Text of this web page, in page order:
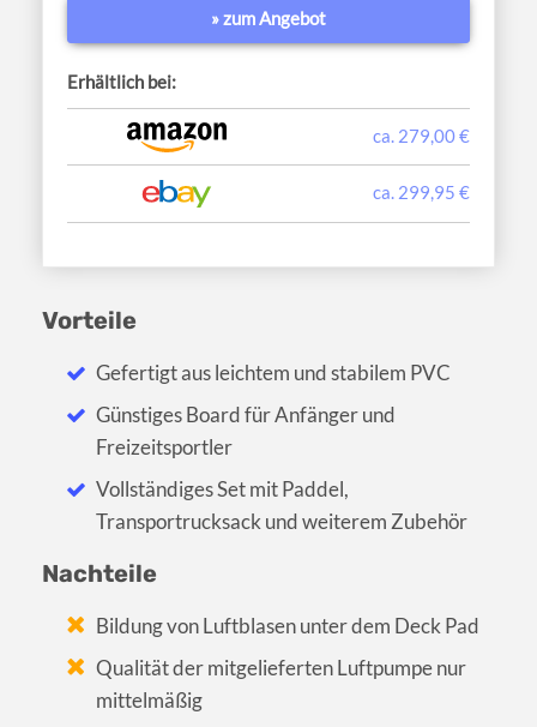
» zum Angebot
Erhältlich bei:
ca. 279,00 €
ca. 299,95 €
Vorteile
Gefertigt aus leichtem und stabilem PVC
Günstiges Board für Anfänger und
Freizeitsportler
Vollständiges Set mit Paddel,
Transportrucksack und weiterem Zubehör
Nachteile
Bildung von Luftblasen unter dem Deck Pad
Qualität der mitgelieferten Luftpumpe nur
mittelmäßig